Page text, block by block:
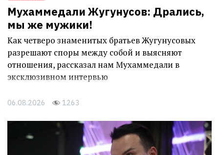
Мухаммедали Жугунусов: Дрались,
мы же мужики!
Как четверо знаменитых братьев Жугунусовых
разрешают споры между собой и выясняют
отношения, рассказал нам Мухаммедали в
эксклюзивном интервью
06.08.2026 1263